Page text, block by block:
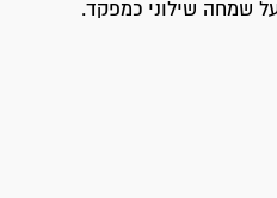
שמחה שילוני כמפקד.